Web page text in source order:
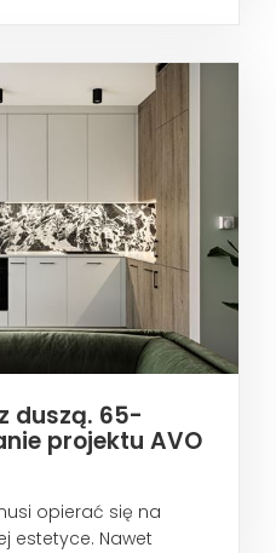
duszą. 65-
projektu AVO
opierać się na
estetyce. Nawet